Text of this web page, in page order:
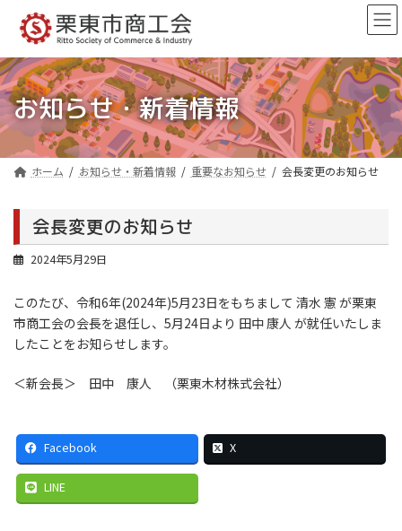
ン
ツ
へ
ス
キ
ッ
ー
シ
ョ
ン
に
移
お知らせ・新着情報
ホーム お知らせ・新着情報 重要なお知らせ 会長変更のお知らせ
会長変更のお知らせ
2024年5月29日
このたび、令和6年(2024年)5月23日をもちまして 清水 憲 が栗東
市商工会の会長を退任し、5月24日より 田中 康人 が就任いたしま
したことをお知らせします。
＜新会長＞ 田中 康人 （栗東木材株式会社）
Facebook X
LINE